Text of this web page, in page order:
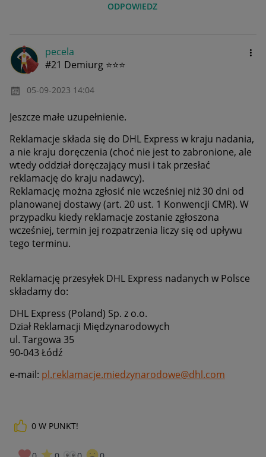
ODPOWIEDZ
pecela
#21 Demiurg ⭐⭐⭐
‎05-09-2023 14:04
Jeszcze małe uzupełnienie.
Reklamacje składa się do DHL Express w kraju nadania,
a nie kraju doręczenia (choć nie jest to zabronione, ale
wtedy oddział doręczający musi i tak przesłać
reklamację do kraju nadawcy).
Reklamację można zgłosić nie wcześniej niż 30 dni od
planowanej dostawy (art. 20 ust. 1 Konwencji CMR). W
przypadku kiedy reklamacje zostanie zgłoszona
wcześniej, termin jej rozpatrzenia liczy się od upływu
tego terminu.
Reklamację przesyłek DHL Express nadanych w Polsce
składamy do:
DHL Express (Poland) Sp. z o.o.
Dział Reklamacji Międzynarodowych
ul. Targowa 35
90-043 Łódź
e-mail: pl.reklamacje.miedzynarodowe@dhl.com
0 W PUNKT!